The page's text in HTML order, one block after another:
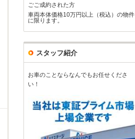
ごご成約された方
車両本体価格10万円以上（税込）の物件
に限ります。
スタッフ紹介
お車のことならなんでもお任せくださ
い！